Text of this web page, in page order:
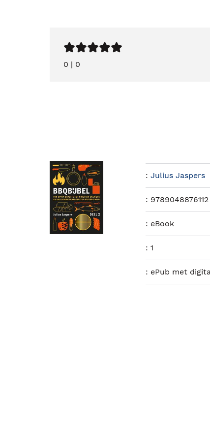
0 | 0
: Julius Jaspers
: 9789048876112
: eBook
: 1
: ePub met